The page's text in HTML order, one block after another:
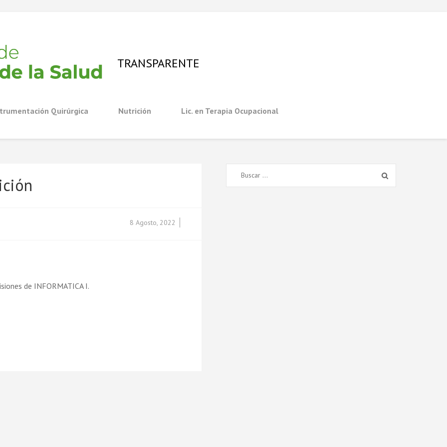
TRANSPARENTE
Quirúrgica Nutrición Lic. en Terapia Ocupacional
8 Agosto, 2022
de INFORMATICA I.
Buscar: